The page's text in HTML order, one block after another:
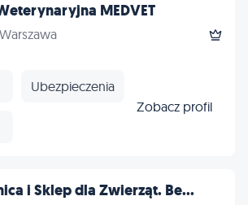
MEDVET
Ubezpieczenia
Zobacz profil
i Sklep dla Zwierząt. Be...